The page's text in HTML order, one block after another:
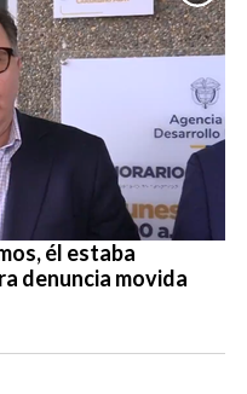
él estaba
denuncia movida